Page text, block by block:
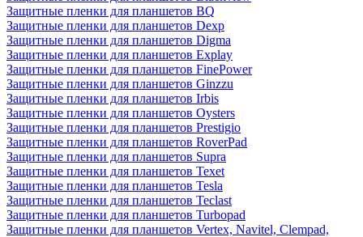
Защитные пленки для планшетов BQ
Защитные пленки для планшетов Dexp
Защитные пленки для планшетов Digma
Защитные пленки для планшетов Explay
Защитные пленки для планшетов FinePower
Защитные пленки для планшетов Ginzzu
Защитные пленки для планшетов Irbis
Защитные пленки для планшетов Oysters
Защитные пленки для планшетов Prestigio
Защитные пленки для планшетов RoverPad
Защитные пленки для планшетов Supra
Защитные пленки для планшетов Texet
Защитные пленки для планшетов Tesla
Защитные пленки для планшетов Teclast
Защитные пленки для планшетов Turbopad
Защитные пленки для планшетов Vertex, Navitel, Clempad,